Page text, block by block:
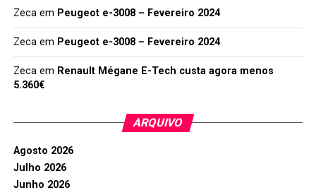
Zecaem Peugeot e-3008 – Fevereiro 2024
Zecaem Peugeot e-3008 – Fevereiro 2024
Zecaem Renault Mégane E-Tech custa agora menos
5.360€
ARQUIVO
Agosto 2026
Julho 2026
Junho 2026